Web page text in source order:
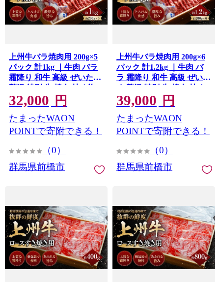
上州牛バラ焼肉用 200g×5
パック 計1kg ｜牛肉 バラ
霜降り 和牛 高級 ぜいたく
贅沢 特別 牛 焼肉 炒め物
ブランド牛 上州牛 使いや
すい 便利 長期保存 冷凍 ス
トック 群馬県 前橋市
32,000 円
たまったWAON
POINTで寄附できる！
（0）
群馬県前橋市
上州牛バラ焼肉用 200g×6
パック 計1.2kg ｜牛肉 バ
ラ 霜降り 和牛 高級 ぜいた
く 贅沢 特別 牛 焼肉 炒め
物 ブランド牛 上州牛 使い
やすい 便利 長期保存 冷凍
ストック 群馬県 前橋市
39,000 円
たまったWAON
POINTで寄附できる！
（0）
群馬県前橋市